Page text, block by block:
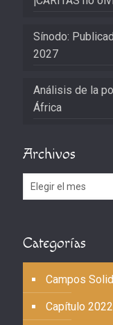
Sínodo:
2027
Análisis de la
África
Archivos
Archivos
Categorías
Campos
Capítulo 2022